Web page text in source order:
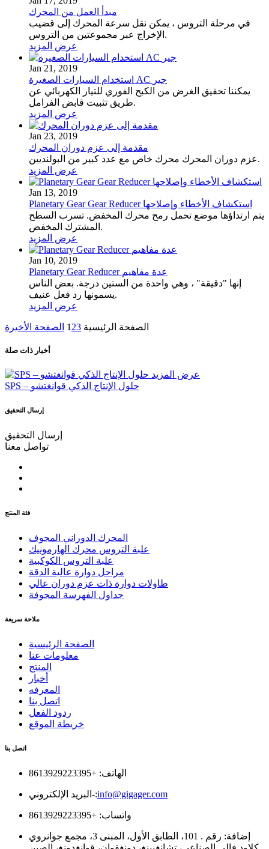
مبدأ العمل من المحرك
في مرحلة التروس ، يمكن نقل سرعة المحرك إلى قضيب
الإخراج عبر مجموعتين من التروس.
عرض المزيد
Jan 21, 2019
استخدام السيارات الصغيرة AC جير
يمكننا تحقيق الغرض من الكبح الفوري للتيار الكهربائي عن
طريق تثبيت قابض الفرامل.
عرض المزيد
Jan 23, 2019
مقدمة إلى عزم دوران المحرك
عزم دوران المحرك محرك خاص مع عدد كبير من البولنديين.
عرض المزيد
Jan 13, 2019
Planetary Gear Gear Reducer استكشاف الأخطاء وإصلاحها
يتم ارتداؤها موضع تحمل رمح محرك المخفض. تسرب السطح
المشترك المخفض.
عرض المزيد
Jan 10, 2019
Planetary Gear Reducer عدة مفاهيم
إنها "دقيقة" ، وهي واحدة من الستين درجة. بعض الناس
يسمونها رد فعل عنيف.
عرض المزيد
الصفحة الرئيسية 1 23 الصفحة الأخيرة
أخبار ذات صلة
عرض المزيد
SPS – حلول الإنتاج الذكي قوانغتشو
إرسال التحقيق
إرسال التحقيق
تواصل معنا
فئة المنتج
المحرك الدوراني المجوف
علبة التروس محرك الهارمونيك
علبة التروس الكوكبية
مراحل دوارة عالية الدقة
طاولات دوارة ذات عزم دوران عالي
جداول الفهرسة المجوفة
ملاحة سريعة
الصفحة الرئيسية
معلومات عنا
المنتج
أخبار
المعرفه
اتصل بنا
ردود الفعل
خريطة الموقع
اتصل بنا
الهاتف: +8613929223395
البريد الإلكتروني-:info@gigager.com
واتساب: +8613929223395
إضافة: رقم . 101، الطابق الأول، المبنى 3، مجمع جوانروي